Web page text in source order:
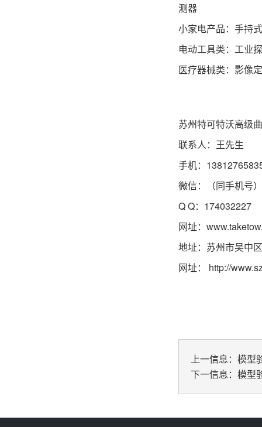
测器
小家电产品：手持
电动工具类：工业
医疗器械类：影像
苏州特可特沃高级
联系人：王先生
手机：
微信：（同手机号）
Q Q：174032227
网址：
地址：苏州市吴中
网址： http://
上一信息： 模型
下一信息： 模型